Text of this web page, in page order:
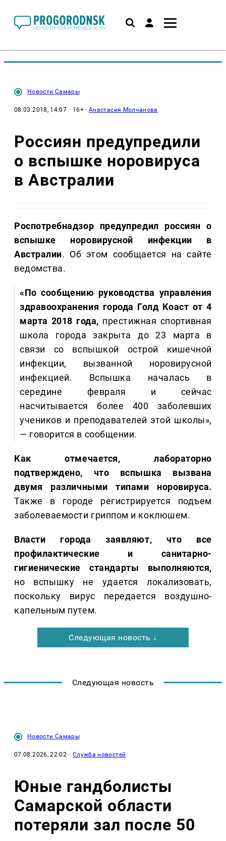
Новости Самары
08.03.2018, 14:07 · 16+ ·Анастасия Молчанова
Россиян предупредили
о вспышке норовируса
в Австралии
Роспотребнадзор предупредил россиян о
вспышке норовирусной инфекции в
Австралии. Об этом сообщается на сайте
ведомства.
«По сообщению руководства управления
здравоохранения города Голд Коаст от 4
марта 2018 года, престижная спортивная
школа города закрыта до 23 марта в
связи со вспышкой острой кишечной
инфекции, вызванной норовирусной
инфекцией. Вспышка началась в
середине февраля и сейчас
насчитывается более 400 заболевших
учеников и преподавателей этой школы»,
— говорится в сообщении.
Как отмечается, лабораторно
подтверждено, что вспышка вызвана
двумя различными типами норовируса.
Также в городе регистрируется подъем
заболеваемости гриппом и коклюшем.
Власти города заявляют, что все
профилактические и санитарно-
гигиенические стандарты выполняются,
но вспышку не удается локализовать,
поскольку вирус передается воздушно-
капельным путем.
Следующая новость ↓
Следующая новость
Новости Самары
07.08.2026, 22:02 · Служба новостей
Юные гандболисты
Самарской области
потеряли зал после 50